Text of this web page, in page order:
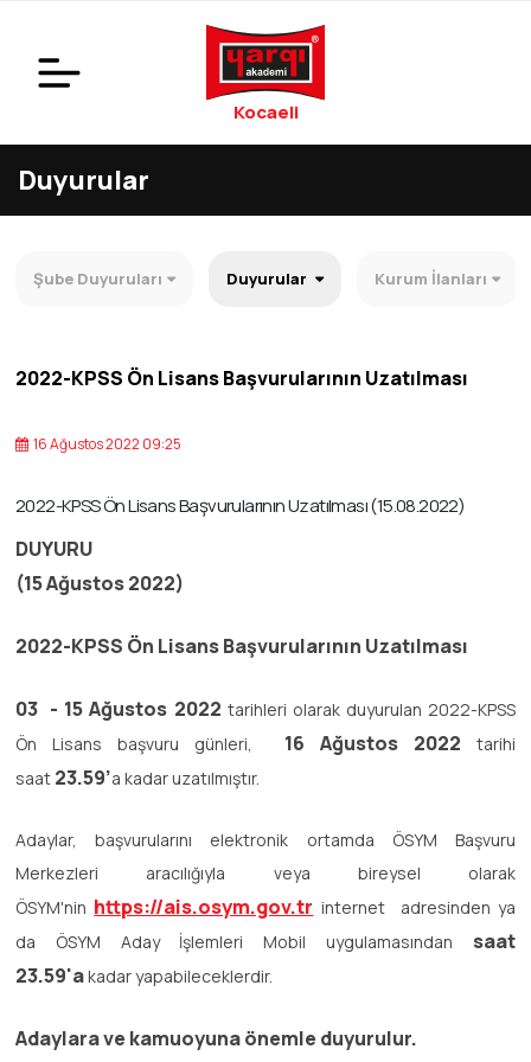
Kocaeli
Duyurular
Şube Duyuruları Duyurular Kurum İlanları
2022-KPSS Ön Lisans Başvurularının Uzatılması
16 Ağustos 2022 09:25
2022-KPSS Ön Lisans Başvurularının Uzatılması (15.08.2022)
DUYURU
(15 Ağustos 2022)
2022-KPSS Ön Lisans Başvurularının Uzatılması
03 - 15 Ağustos 2022 tarihleri olarak duyurulan 2022-KPSS
Ön Lisans başvuru günleri, 16 Ağustos 2022 tarihi
saat 23.59’a kadar uzatılmıştır.
Adaylar, başvurularını elektronik ortamda ÖSYM Başvuru
Merkezleri aracılığıyla veya bireysel olarak
ÖSYM'nin https://ais.osym.gov.tr internet adresinden ya
da ÖSYM Aday İşlemleri Mobil uygulamasından saat
23.59'akadar yapabileceklerdir.
Adaylara ve kamuoyuna önemle duyurulur.